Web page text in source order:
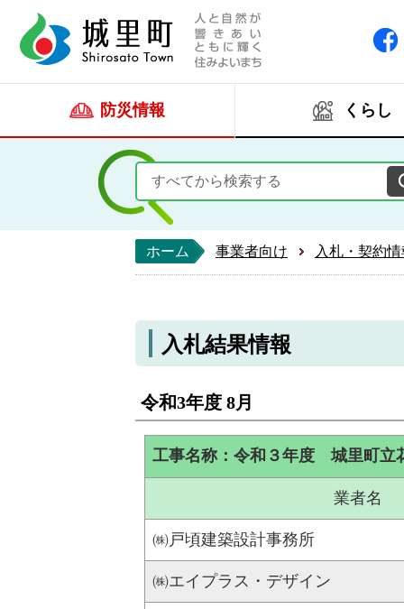
防災情報 くらし
ホーム 事業者向け 入札・契約
入札結果情報
令和3年度 8月
工事名称：令和３年度 城里町立
業者名
㈱戸頃建築設計事務所
㈱エイプラス・デザイン